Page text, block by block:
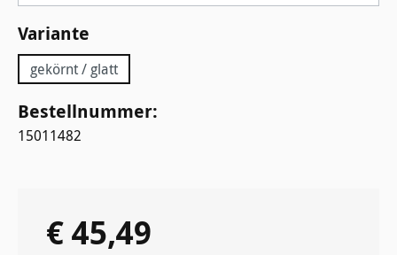
Variante
gekörnt / glatt
Bestellnummer:
15011482
Regulärer Preis:
€ 45,49